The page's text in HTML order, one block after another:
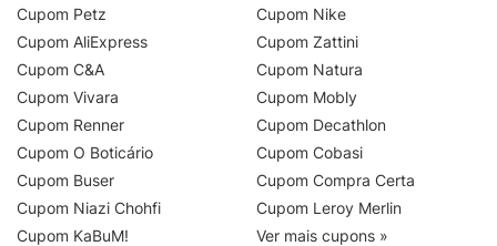
Cupom Petz
Cupom AliExpress
Cupom C&A
Cupom Vivara
Cupom Renner
Cupom O Boticário
Cupom Buser
Cupom Niazi Chohfi
Cupom KaBuM!
Cupom Nike
Cupom Zattini
Cupom Natura
Cupom Mobly
Cupom Decathlon
Cupom Cobasi
Cupom Compra Certa
Cupom Leroy Merlin
Ver mais cupons »